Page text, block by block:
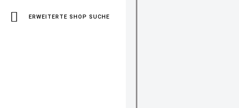
ERWEITERTE SHOP SUCHE